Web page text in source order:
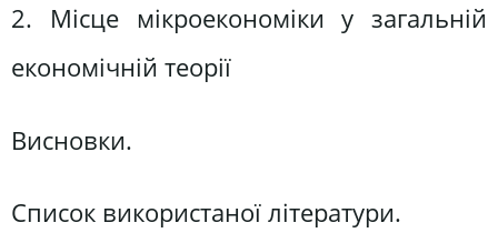
2. Місце мікроекономіки у загальній
економічній теорії
Висновки.
Список використаної літератури.